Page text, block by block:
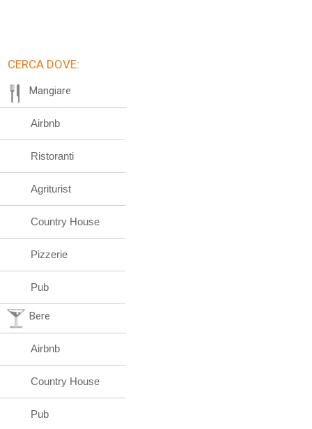
CERCA DOVE:
Mangiare
Airbnb
Ristoranti
Agriturist
Country House
Pizzerie
Pub
Bere
Airbnb
Country House
Pub